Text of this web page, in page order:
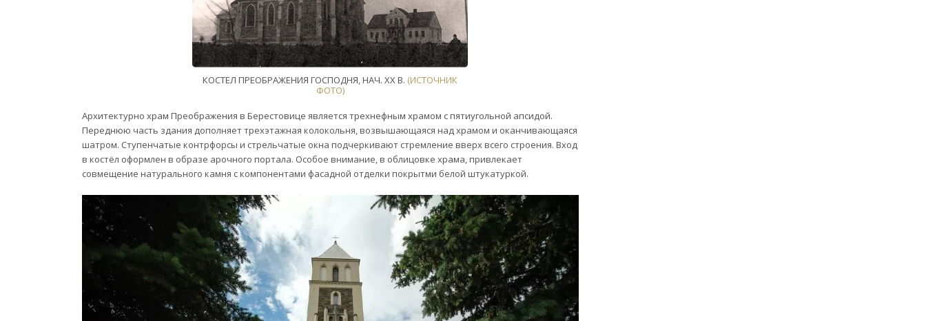
КОСТЕЛ ПРЕОБРАЖЕНИЯ ГОСПОДНЯ, НАЧ. XX В. (ИСТОЧНИК
ФОТО)
Архитектурно храм Преображения в Берестовице является трехнефным храмом с пятиугольной апсидой.
Переднюю часть здания дополняет трехэтажная колокольня, возвышающаяся над храмом и оканчивающаяся
шатром. Ступенчатые контрфорсы и стрельчатые окна подчеркивают стремление вверх всего строения. Вход
в костёл оформлен в образе арочного портала. Особое внимание, в облицовке храма, привлекает
совмещение натурального камня с компонентами фасадной отделки покрытми белой штукатуркой.